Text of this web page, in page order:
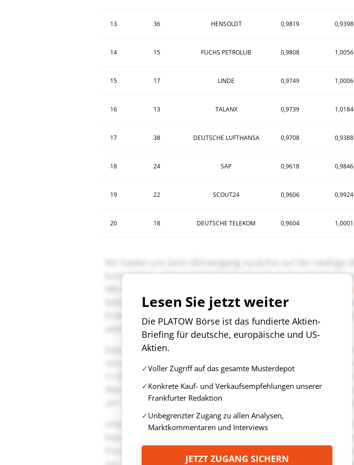
13 36 HENSOLDT 0,9819 0,9398
14 15 FUCHS PETROLUB 0,9808 1,0056
15 17 LINDE 0,9749 1,0006
16 13 TALANX 0,9739 1,0184
17 38 DEUTSCHE LUFTHANSA 0,9708 0,9388
18 24 SAP 0,9618 0,9846
19 22 SCOUT24 0,9606 0,9924
20 18 DEUTSCHE TELEKOM 0,9604 1,0001
Lesen Sie jetzt weiter
Die PLATOW Börse ist das fundierte Aktien-
Briefing für deutsche, europäische und US-
Aktien.
Voller Zugriff auf das gesamte Musterdepot
Konkrete Kauf- und Verkaufsempfehlungen unserer
Frankfurter Redaktion
Unbegrenzter Zugang zu allen Analysen,
Marktkommentaren und Interviews
JETZT ZUGANG SICHERN